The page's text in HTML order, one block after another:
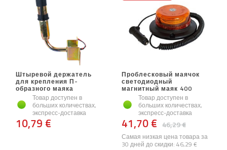
Штыревой держатель
для крепления П-
образного маяка
Товар доступен в
больших количествах,
экспресс-доставка
10,79 €
Проблесковый маячок
светодиодный
магнитный маяк 400
Товар доступен в
больших количествах,
экспресс-доставка
46,29 €
41,70 €
Самая низкая цена товара за
30 дней до скидки: 46,29 €